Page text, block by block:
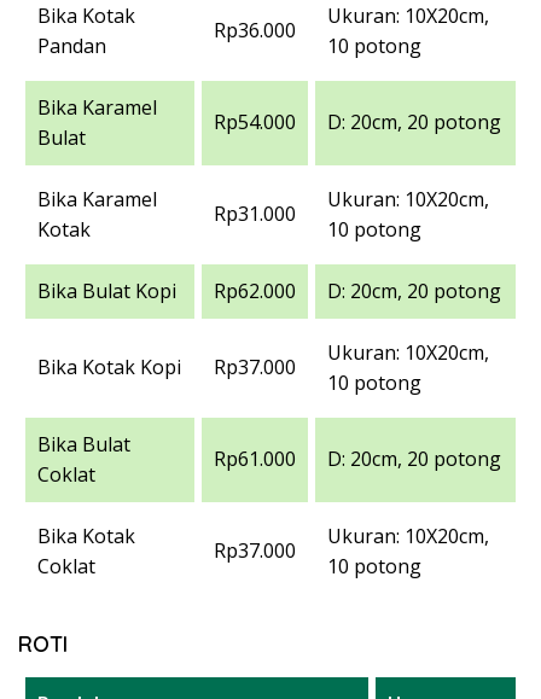
Bika Kotak
Pandan
Rp36.000
Ukuran: 10X20cm,
10 potong
Bika Karamel
Bulat
Rp54.000 D: 20cm, 20 potong
Bika Karamel
Kotak
Rp31.000
Ukuran: 10X20cm,
10 potong
Bika Bulat Kopi Rp62.000 D: 20cm, 20 potong
Bika Kotak Kopi Rp37.000
Ukuran: 10X20cm,
10 potong
Bika Bulat
Coklat
Rp61.000 D: 20cm, 20 potong
Bika Kotak
Coklat
Rp37.000
Ukuran: 10X20cm,
10 potong
ROTI